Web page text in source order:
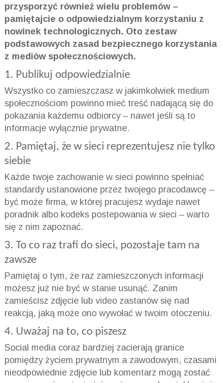
przysporzyć również wielu problemów –
pamiętajcie o odpowiedzialnym korzystaniu z
nowinek technologicznych. Oto zestaw
podstawowych zasad bezpiecznego korzystania
z mediów społecznościowych.
1. Publikuj odpowiedzialnie
Wszystko co zamieszczasz w jakimkolwiek medium
społecznościom powinno mieć treść nadającą się do
pokazania każdemu odbiorcy – nawet jeśli są to
informacje wyłącznie prywatne.
2. Pamiętaj, że w sieci reprezentujesz nie tylko
siebie
Każde twoje zachowanie w sieci powinno spełniać
standardy ustanowione przez twojego pracodawcę –
być może firma, w której pracujesz wydaje nawet
poradnik albo kodeks postepowania w sieci – warto
się z nim zapoznać.
3. To co raz trafi do sieci, pozostaje tam na
zawsze
Pamiętaj o tym, że raz zamieszczonych informacji
możesz już nie być w stanie usunąć. Zanim
zamieścisz zdjęcie lub video zastanów się nad
reakcją, jaką może ono wywołać w twoim otoczeniu.
4. Uważaj na to, co piszesz
Social media coraz bardziej zacierają granice
pomiędzy życiem prywatnym a zawodowym, czasami
nieodpowiednie zdjęcie lub komentarz mogą zostać